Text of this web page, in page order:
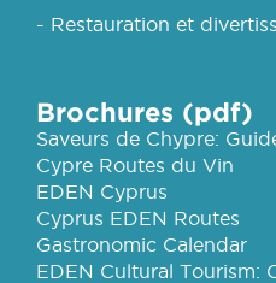
- Restauration et
Brochures (pdf)
Saveurs de Chypre:
Cypre Routes du Vin
EDEN Cyprus
Cyprus EDEN Routes
Gastronomic Calendar
EDEN Cultural Tourism: